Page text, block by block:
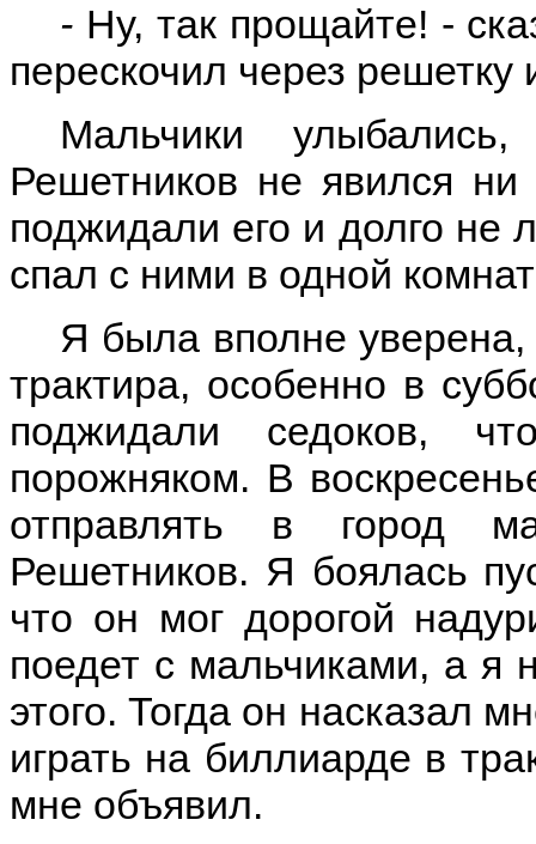
- Ну, так прощайте! -
перескочил через
Мальчики
Решетников не явился
поджидали его и долго не
спал с ними в одной
Я была вполне уверена,
трактира, особенно в
поджидали седоков,
порожняком. В
отправлять в город
Решетников. Я боялась
что он мог дорогой
поедет с мальчиками, а я
этого. Тогда он насказал
играть на биллиарде в
мне объявил.